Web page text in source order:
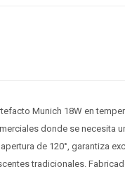
Munich 18W en
donde se necesita
apertura de 120°, garantiza
tradicionales.